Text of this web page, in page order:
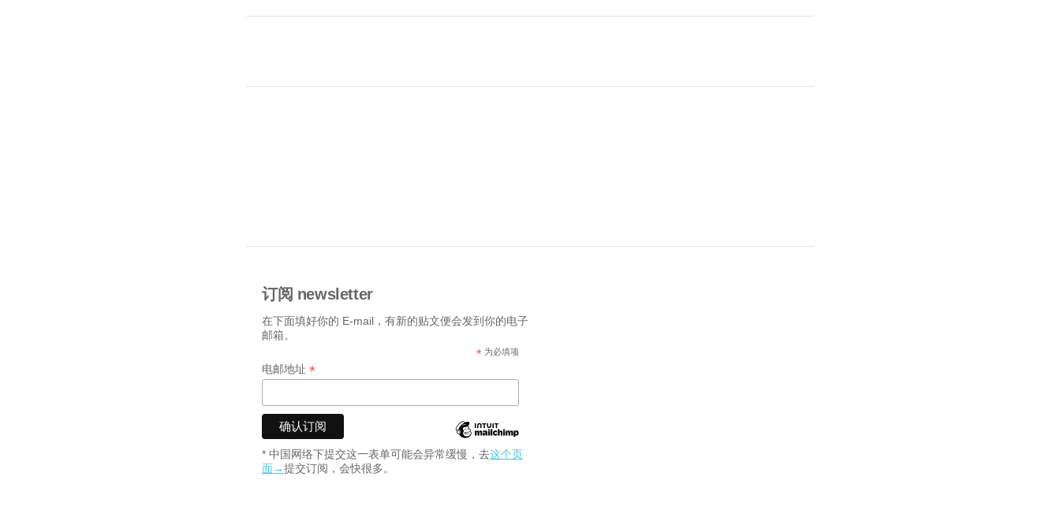
订阅 newsletter
在下面填好你的 E-mail，有新的贴文便会发到你的电子
邮箱。
* 为必填项
电邮地址 *
* 中国网络下提交这一表单可能会异常缓慢，去这个页
面→提交订阅，会快很多。